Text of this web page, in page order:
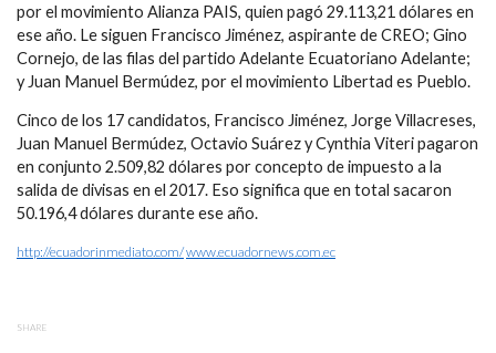
por el movimiento Alianza PAIS, quien pagó 29.113,21 dólares en
ese año. Le siguen Francisco Jiménez, aspirante de CREO; Gino
Cornejo, de las filas del partido Adelante Ecuatoriano Adelante;
y Juan Manuel Bermúdez, por el movimiento Libertad es Pueblo.
Cinco de los 17 candidatos, Francisco Jiménez, Jorge Villacreses,
Juan Manuel Bermúdez, Octavio Suárez y Cynthia Viteri pagaron
en conjunto 2.509,82 dólares por concepto de impuesto a la
salida de divisas en el 2017. Eso significa que en total sacaron
50.196,4 dólares durante ese año.
http://ecuadorinmediato.com/www.ecuadornews.com.ec
SHARE